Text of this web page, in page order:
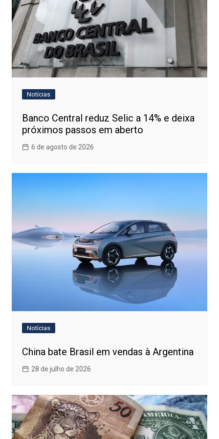
Notícias
Banco Central reduz Selic a 14% e deixa
próximos passos em aberto
6 de agosto de 2026
Notícias
China bate Brasil em vendas à Argentina
28 de julho de 2026